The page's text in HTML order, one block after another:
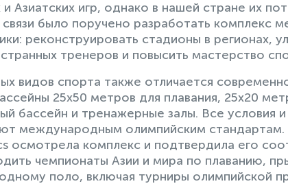
Азиатских игр, однако в нашей стране их
было поручено разработать комплекс
реконструировать стадионы в регионах,
тренеров и повысить мастерство
видов спорта также отличается
25х50 метров для плавания, 25х20
бассейн и тренажерные залы. Все условия
международным олимпийским
осмотрела комплекс и подтвердила его
чемпионаты Азии и мира по плаванию,
поло, включая турниры олимпийской